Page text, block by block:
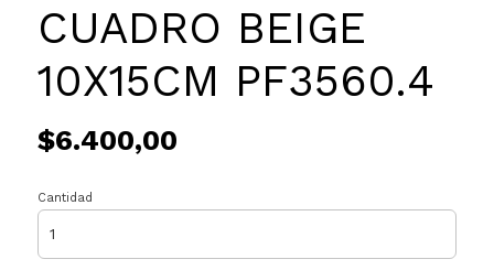
CUADRO BEIGE
10X15CM PF3560.4
$6.400,00
Cantidad